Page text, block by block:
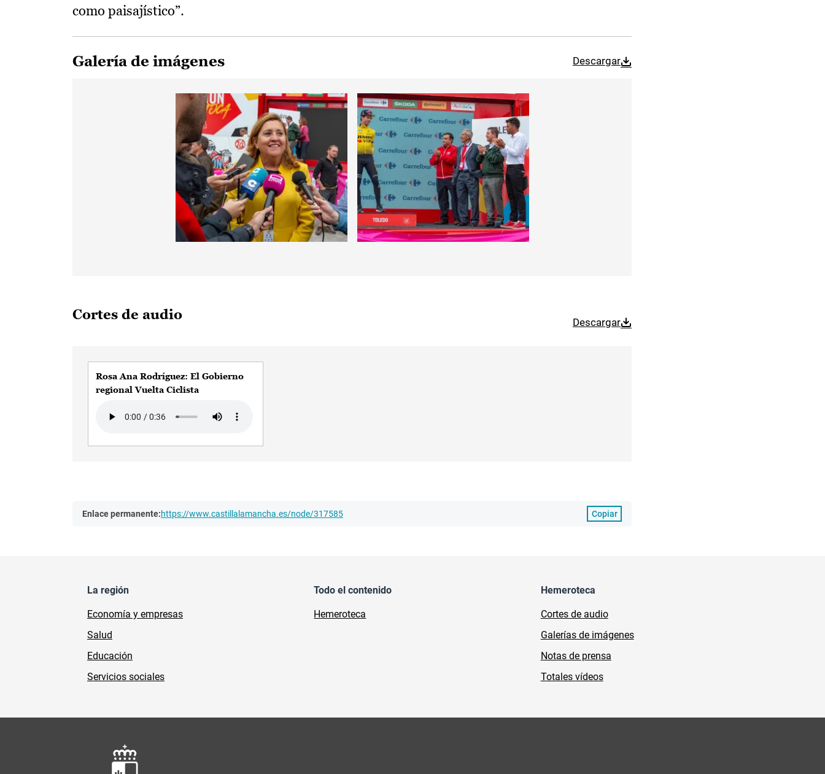
como paisajístico”.
Galería de imágenes Descargar
Cortes de audio Descargar
Rosa Ana Rodríguez: El Gobierno
regional Vuelta Ciclista
Enlace permanente:https://www.castillalamancha.es/node/317585 Copiar
La región
Economía y empresas
Salud
Educación
Servicios sociales
Todo el contenido
Hemeroteca
Hemeroteca
Cortes de audio
Galerías de imágenes
Notas de prensa
Totales vídeos